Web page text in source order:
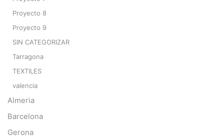
Proyecto 8
Proyecto 9
SIN CATEGORIZAR
Tarragona
TEXTILES
valencia
Almeria
Barcelona
Gerona